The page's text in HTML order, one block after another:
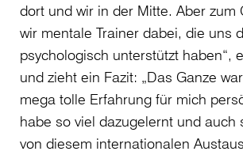
dort und wir in der Mitte. Aber zum
wir mentale Trainer dabei, die uns
psychologisch unterstützt haben“,
und zieht ein Fazit: „Das Ganze
mega tolle Erfahrung für mich
habe so viel dazugelernt und auch
von diesem internationalen